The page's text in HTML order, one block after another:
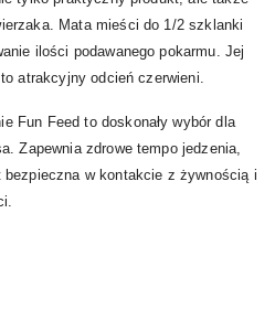
Mata mieści do 1/2 szklanki
ilości podawanego pokarmu. Jej
atrakcyjny odcień czerwieni.
Fun Feed to doskonały wybór dla
Zapewnia zdrowe tempo jedzenia,
w kontakcie z żywnością i